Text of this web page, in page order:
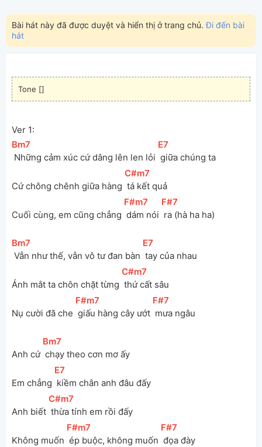
Bài hát này đã được duyệt và hiển thị ở trang chủ.Đi đến bài
hát
Tone []
Ver 1:
[Bm7
Những cảm xúc cứ dâng lên len lỏi
[E7
giữa chúng ta
Cứ chông chênh giữa hàng
[
C#m7
tá kết quả
Cuối cùng, em cũng chẳng
[F#m7
dám nói
[F#7
ra (hà ha ha)
[Bm7
Vẫn như thế, vẫn vô tư đan bàn
[E7
tay của nhau
Ánh mắt ta chôn chặt từng
[
C#m7
thứ cất sâu
Nụ cười đã che
[F#m7
giấu hàng cây ướt
[F#7
mưa ngâu
Anh cứ
[Bm7
chạy theo cơn mơ ấy
Em chẳng
[E7
kiềm chân anh đâu đấy
Anh biết
[
C#m7
thừa tính em rồi đấy
Không muốn
[F#m7
ép buộc, không muốn
[F#7
đọa đày